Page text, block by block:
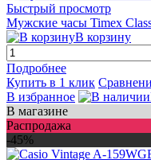
Быстрый просмотр
Мужские часы Timex
В корзину
Подробнее
Купить в 1 клик
В избранное
В магазине
Распродажа
-45%